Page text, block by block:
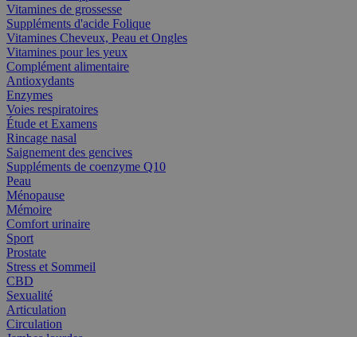
Vitamines de grossesse
Suppléments d'acide Folique
Vitamines Cheveux, Peau et Ongles
Vitamines pour les yeux
Complément alimentaire
Antioxydants
Enzymes
Voies respiratoires
Étude et Examens
Rincage nasal
Saignement des gencives
Suppléments de coenzyme Q10
Peau
Ménopause
Mémoire
Comfort urinaire
Sport
Prostate
Stress et Sommeil
CBD
Sexualité
Articulation
Circulation